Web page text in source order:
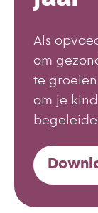
Als
om
te
om je